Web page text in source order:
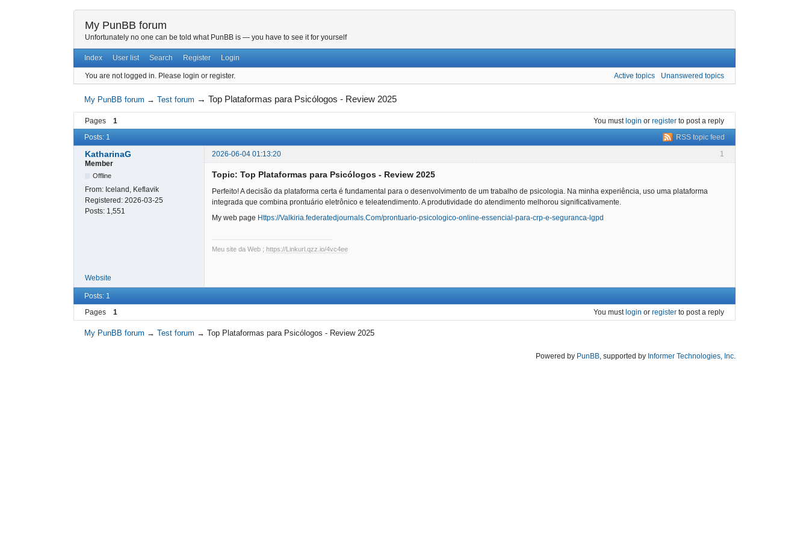
My PunBB forum
Unfortunately no one can be told what PunBB is — you have to see it for yourself
Index User list Search Register Login
You are not logged in. Please login or register. Active topics Unanswered topics
My PunBB forum →Test forum →Top Plataformas para Psicólogos - Review 2025
Pages 1 You mustlogin or register to post a reply
RSS topic feed
Posts: 1
1
KatharinaG
2026-06-04 01:13:20
Member
Offline
From: Iceland, Keflavik
Registered: 2026-03-25
Posts: 1,551
Topic: Top Plataformas para Psicólogos - Review 2025
Perfeito! A decisão da plataforma certa é fundamental para o desenvolvimento de um trabalho de psicologia. Na minha experiência, uso uma plataforma
integrada que combina prontuário eletrônico e teleatendimento. A produtividade do atendimento melhorou significativamente.
My web page Https://Valkiria.federatedjournals.Com/prontuario-psicologico-online-essencial-para-crp-e-seguranca-lgpd
Meu site da Web ; https://Linkurl.qzz.io/4vc4ee
Website
Posts: 1
Pages
1 You must login or register to post a reply
My PunBB forum →Test forum →Top Plataformas para Psicólogos - Review 2025
Powered by PunBB, supported by Informer Technologies, Inc.